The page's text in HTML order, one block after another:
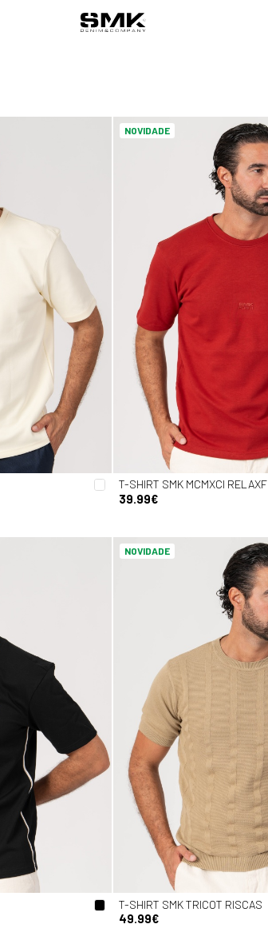
NOVIDADE
T-SHIRT SMK MCMXCI RELAXF
39.99€
NOVIDADE
T-SHIRT SMK TRICOT RISCAS
49.99€